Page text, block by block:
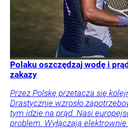
Polaku oszczędzaj wodę i
zakazy
Przez Polskę przetacza się
Drastycznie wzrosło
tym idzie na prąd. Nasi
problem. Wyłączają